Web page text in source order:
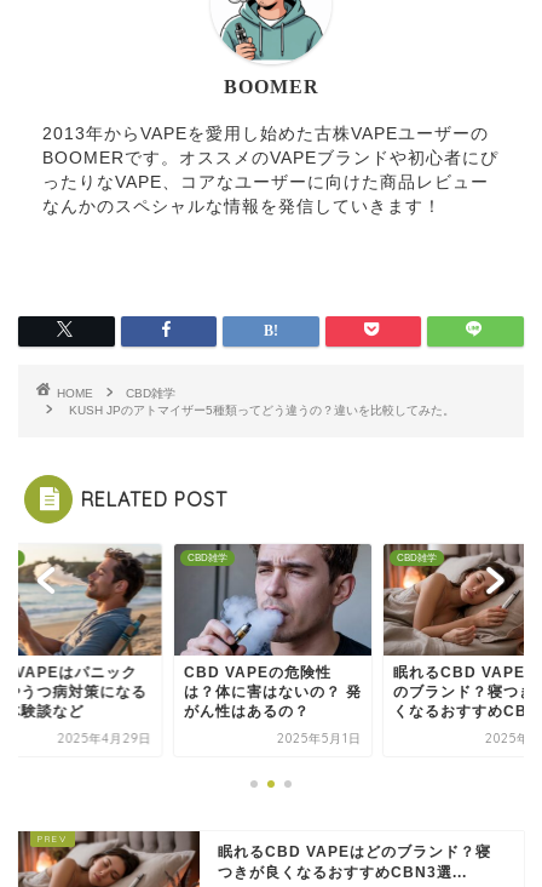
BOOMER
2013年からVAPEを愛用し始めた古株VAPEユーザーの
BOOMERです。オススメのVAPEブランドや初心者にぴ
ったりなVAPE、コアなユーザーに向けた商品レビュー
なんかのスペシャルな情報を発信していきます！
HOME
CBD雑学
KUSH JPのアトマイザー5種類ってどう違うの？違いを比較してみた。
RELATED POST
VAPEはパニック
やうつ病対策になる
体験談など
2025年4月29日
CBD雑学
CBD VAPEの危険性
は？体に害はないの？ 発
がん性はあるの？
2025年5月1日
CBD雑学
眠れるCBD VAPE
のブランド？寝つき
くなるおすすめCB...
2025年5
眠れるCBD VAPEはどのブランド？寝
つきが良くなるおすすめCBN3選...